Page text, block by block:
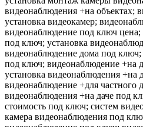
видеонаблюдения +на объектах;
установка видеокамер;
видеонаблюдение под ключ
под ключ; установка
видеонаблюдение дома под
под ключ; видеонаблюдение +на
установка видеонаблюдения +на
видеонаблюдение +для частного
видеонаблюдения +на даче под
стоимость под ключ; систем
камера видеонаблюдения под